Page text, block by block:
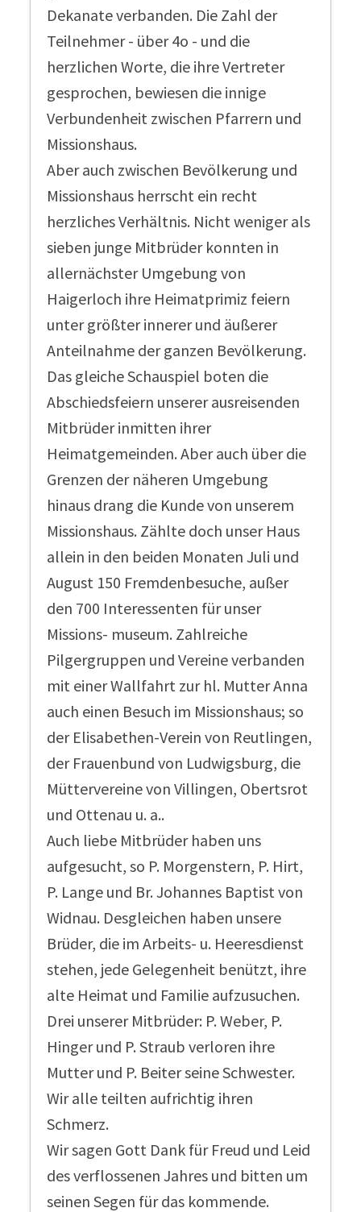
Dekanate verbanden. Die Zahl der
Teilnehmer - über 4o - und die
herzlichen Worte, die ihre Vertreter
gesprochen, bewiesen die innige
Verbundenheit zwischen Pfarrern und
Missionshaus.
Aber auch zwischen Bevölkerung und
Missionshaus herrscht ein recht
herzliches Verhältnis. Nicht weniger als
sieben junge Mitbrüder konnten in
allernächster Umgebung von
Haigerloch ihre Heimatprimiz feiern
unter größter innerer und äußerer
Anteilnahme der ganzen Bevölkerung.
Das gleiche Schauspiel boten die
Abschiedsfeiern unserer ausreisenden
Mitbrüder inmitten ihrer
Heimatgemeinden. Aber auch über die
Grenzen der näheren Umgebung
hinaus drang die Kunde von unserem
Missionshaus. Zählte doch unser Haus
allein in den beiden Monaten Juli und
August 150 Fremdenbesuche, außer
den 700 Interessenten für unser
Missions- museum. Zahlreiche
Pilgergruppen und Vereine verbanden
mit einer Wallfahrt zur hl. Mutter Anna
auch einen Besuch im Missionshaus; so
der Elisabethen-Verein von Reutlingen,
der Frauenbund von Ludwigsburg, die
Müttervereine von Villingen, Obertsrot
und Ottenau u. a..
Auch liebe Mitbrüder haben uns
aufgesucht, so P. Morgenstern, P. Hirt,
P. Lange und Br. Johannes Baptist von
Widnau. Desgleichen haben unsere
Brüder, die im Arbeits- u. Heeresdienst
stehen, jede Gelegenheit benützt, ihre
alte Heimat und Familie aufzusuchen.
Drei unserer Mitbrüder: P. Weber, P.
Hinger und P. Straub verloren ihre
Mutter und P. Beiter seine Schwester.
Wir alle teilten aufrichtig ihren
Schmerz.
Wir sagen Gott Dank für Freud und Leid
des verflossenen Jahres und bitten um
seinen Segen für das kommende.